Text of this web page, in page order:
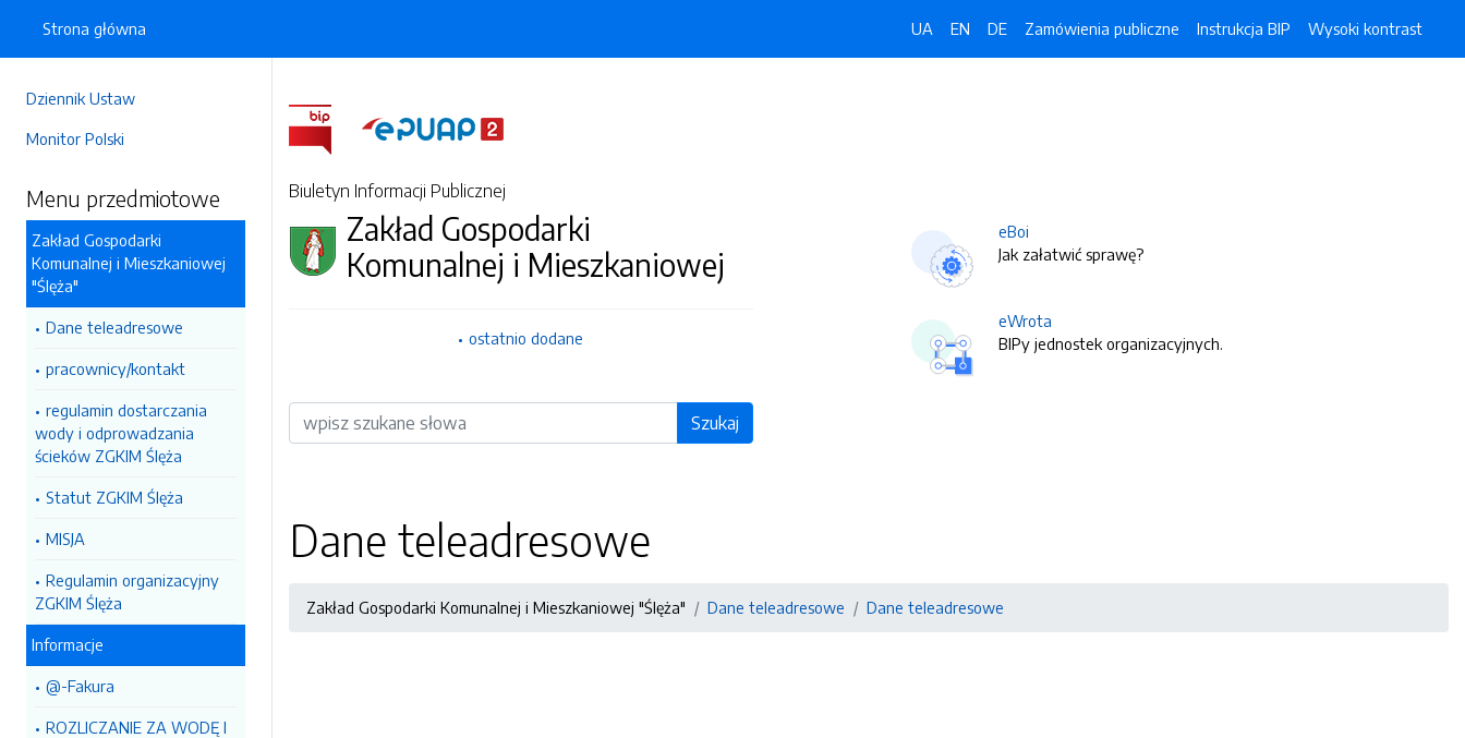
Dziennik Ustaw
Monitor Polski
Menu przedmiotowe
Zakład Gospodarki
Komunalnej i Mieszkaniowej
"Ślęża"
Dane teleadresowe
pracownicy/kontakt
regulamin dostarczania
wody i odprowadzania
ścieków ZGKIM Ślęża
Statut ZGKIM Ślęża
MISJA
Regulamin organizacyjny
ZGKIM Ślęża
Informacje
@-Fakura
ROZLICZANIE ZA WODĘ I
Strona główna UA EN DE Zamówienia publiczne Instrukcja BIP Wysoki kontrast
Biuletyn Informacji Publicznej
Zakład Gospodarki
Komunalnej i Mieszkaniowej
ostatnio dodane
Wyszukiwarka Szukaj
eBoi
Jak załatwić sprawę?
eWrota
BIPy jednostek organizacyjnych.
Dane teleadresowe
Zakład Gospodarki Komunalnej i Mieszkaniowej "Ślęża" Dane teleadresowe Dane teleadresowe